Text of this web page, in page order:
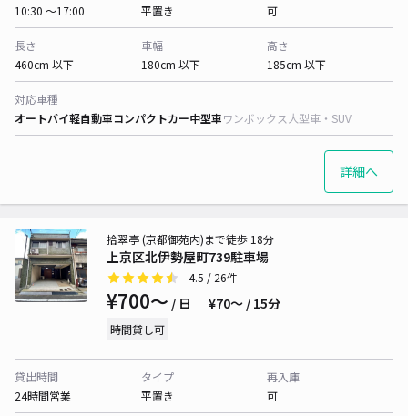
10:30 〜17:00
平置き
可
長さ
460cm 以下
車幅
180cm 以下
高さ
185cm 以下
対応車種
オートバイ軽自動車コンパクトカー中型車ワンボックス大型車・SUV
詳細へ
上京区北伊勢屋町739駐車場
拾翠亭 (京都御苑内)まで徒歩 18分
4.5 / 26件
¥700〜 / 日 ¥70〜 / 15分
時間貸し可
貸出時間
24時間営業
タイプ
平置き
再入庫
可